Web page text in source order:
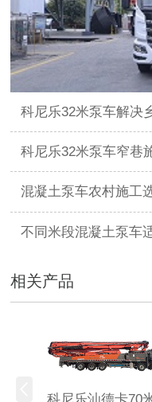
科尼乐32米泵车解决
科尼乐32米泵车窄巷
混凝土泵车农村施工
不同米段混凝土泵车
相关产品